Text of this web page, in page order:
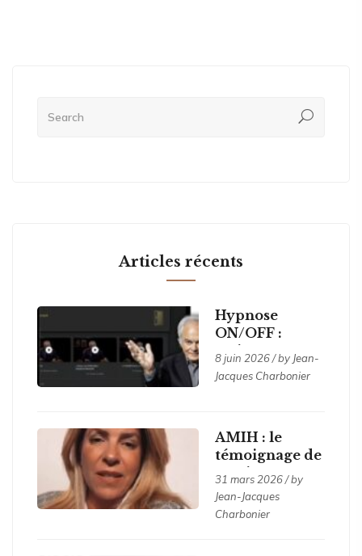
Articles récents
Hypnose
ON/OFF :
activer ses
dons, apaiser
les blessures
8 juin 2026 / by Jean-
Jacques Charbonier
AMIH : le
témoignage de
Marie
31 mars 2026 / by
Jean-Jacques
Charbonier